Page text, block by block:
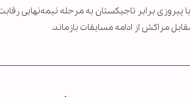
پیروزی برابر تاجیکستان به مرحله نیمه‌نهایی
مراکش از ادامه مسابقات بازماند.